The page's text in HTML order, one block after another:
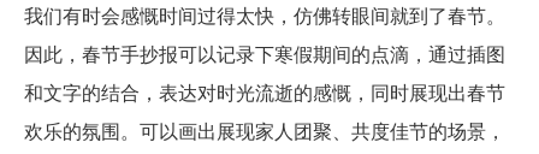
我们有时会感慨时间过得太快，仿佛转眼间就到了春节。
因此，春节手抄报可以记录下寒假期间的点滴，通过插图
和文字的结合，表达对时光流逝的感慨，同时展现出春节
欢乐的氛围。可以画出展现家人团聚、共度佳节的场景，